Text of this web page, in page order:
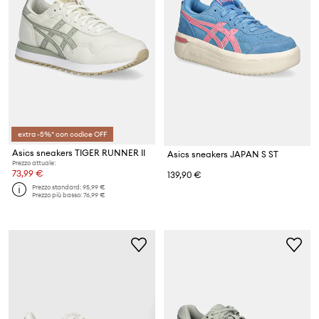
extra -5%* con codice OFF
Asics sneakers TIGER RUNNER II
Prezzo attuale:
73,99 €
Prezzo standard:95,99 €
Prezzo più basso:76,99 €
Asics sneakers JAPAN S ST
139,90 €